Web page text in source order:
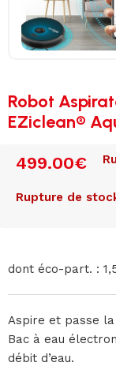
Robot
EZiclean®
499.00€
Rupture de
dont éco-part. :
Aspire et passe
Bac à eau
débit d’eau.